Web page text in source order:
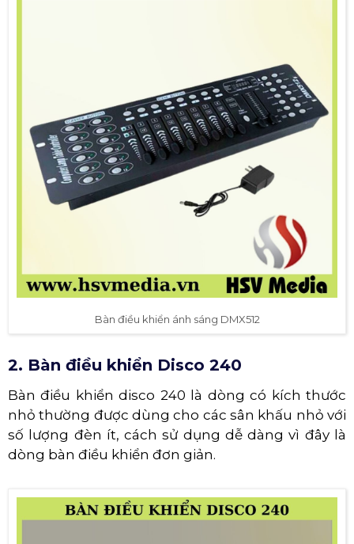
Bàn điều khiển ánh sáng DMX512
2. Bàn điều khiển Disco 240
Bàn điều khiển disco 240 là dòng có kích thước
nhỏ thường được dùng cho các sân khấu nhỏ với
số lượng đèn ít, cách sử dụng dễ dàng vì đây là
dòng bàn điều khiển đơn giản.